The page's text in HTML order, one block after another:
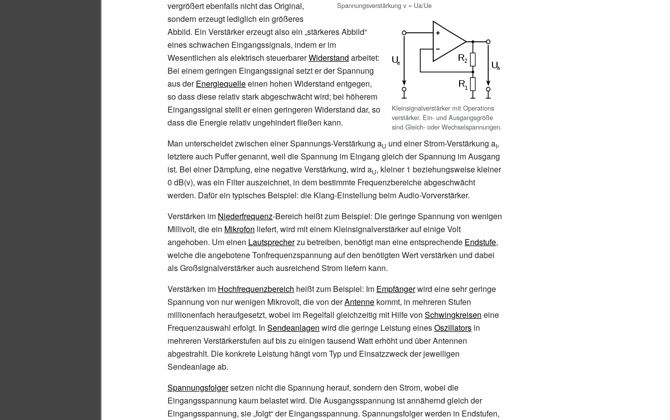
Spannungsverstärkung v = Ua/Ue
Kleinsignalverstärker mit Operations
verstärker. Ein- und Ausgangsgröße
sind Gleich- oder Wechselspannungen.
vergrößert ebenfalls nicht das Original,
sondern erzeugt lediglich ein größeres
Abbild. Ein Verstärker erzeugt also ein „stärkeres Abbild“
eines schwachen Eingangssignals, indem er im
Wesentlichen als elektrisch steuerbarerWiderstand arbeitet:
Bei einem geringen Eingangssignal setzt er der Spannung
aus derEnergiequelleeinen hohen Widerstand entgegen,
so dass diese relativ stark abgeschwächt wird; bei höherem
Eingangssignal stellt er einen geringeren Widerstand dar, so
dass die Energie relativ ungehindert fließen kann.
Man unterscheidet zwischen einer Spannungs-Verstärkung aU und einer Strom-Verstärkung aI,
letztere auch Puffer genannt, weil die Spannung im Eingang gleich der Spannung im Ausgang
ist. Bei einer Dämpfung, eine negative Verstärkung, wird aU, kleiner 1 beziehungsweise kleiner
0 dB(v), was ein Filter auszeichnet, in dem bestimmte Frequenzbereiche abgeschwächt
werden. Dafür ein typisches Beispiel: die Klang-Einstellung beim Audio-Vorverstärker.
Verstärken im Niederfrequenz-Bereich heißt zum Beispiel: Die geringe Spannung von wenigen
Millivolt, die ein Mikrofon liefert, wird mit einem Kleinsignalverstärker auf einige Volt
angehoben. Um einen Lautsprecherzu betreiben, benötigt man eine entsprechende Endstufe,
welche die angebotene Tonfrequenzspannung auf den benötigten Wert verstärken und dabei
als Großsignalverstärker auch ausreichend Strom liefern kann.
Verstärken im Hochfrequenzbereich heißt zum Beispiel: Im Empfängerwird eine sehr geringe
Spannung von nur wenigen Mikrovolt, die von derAntenne kommt, in mehreren Stufen
millionenfach heraufgesetzt, wobei im Regelfall gleichzeitig mit Hilfe von Schwingkreisen eine
Frequenzauswahl erfolgt. In Sendeanlagen wird die geringe Leistung einesOszillators in
mehreren Verstärkerstufen auf bis zu einigen tausend Watt erhöht und über Antennen
abgestrahlt. Die konkrete Leistung hängt vom Typ und Einsatzzweck der jeweiligen
Sendeanlage ab.
Spannungsfolgersetzen nicht die Spannung herauf, sondern den Strom, wobei die
Eingangsspannung kaum belastet wird. Die Ausgangsspannung ist annähernd gleich der
Eingangsspannung, sie „folgt“ der Eingangsspannung. Spannungsfolger werden in Endstufen,